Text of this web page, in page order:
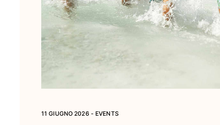
Vedi tutti i Taglie forti
Costumi da bagno
Tops
11 GIUGNO 2026 - EVENTS